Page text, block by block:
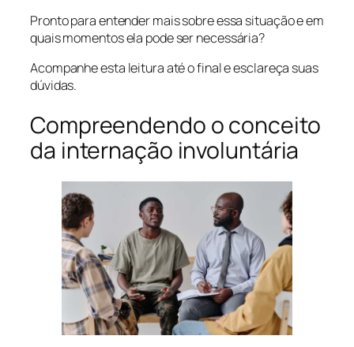
Pronto para entender mais sobre essa situação e em
quais momentos ela pode ser necessária?
Acompanhe esta leitura até o final e esclareça suas
dúvidas.
Compreendendo o conceito
da internação involuntária